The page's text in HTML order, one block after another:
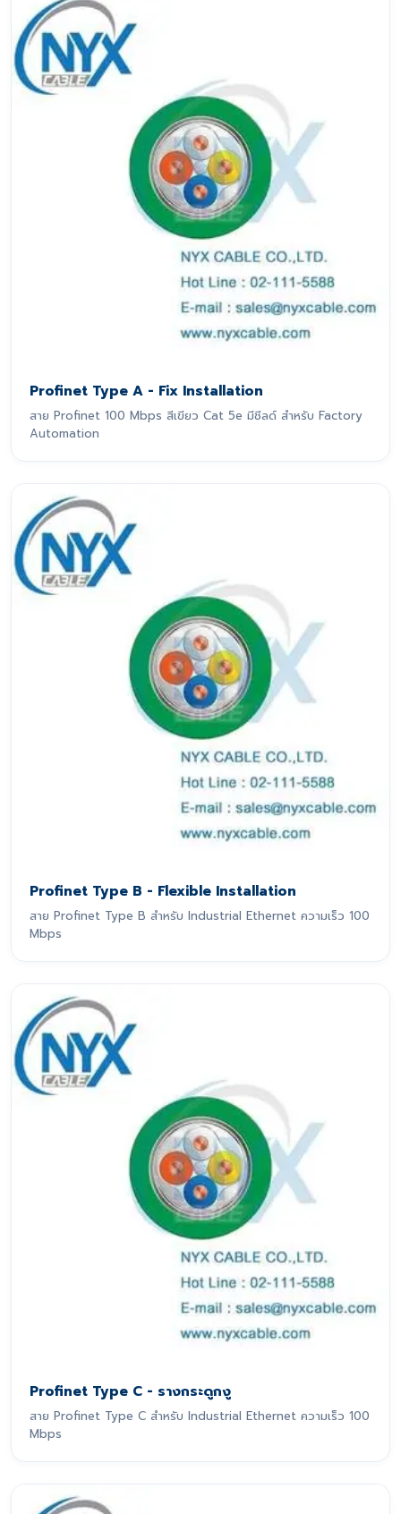
Profinet Type A - Fix Installation
สาย Profinet 100 Mbps สีเขียว Cat 5e มีชีลด์ สำหรับ Factory
Automation
Profinet Type B - Flexible Installation
สาย Profinet Type B สำหรับ Industrial Ethernet ความเร็ว 100
Mbps
Profinet Type C - รางกระดูกงู
สาย Profinet Type C สำหรับ Industrial Ethernet ความเร็ว 100
Mbps